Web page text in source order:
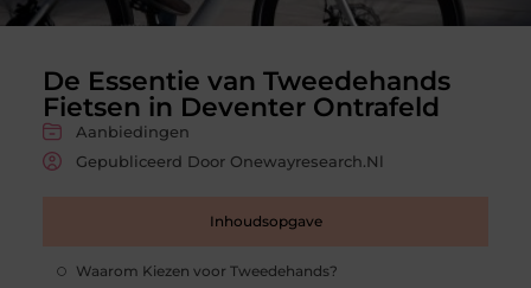
De Essentie van Tweedehands
Fietsen in Deventer Ontrafeld
Aanbiedingen
Gepubliceerd Door Onewayresearch.nl
Inhoudsopgave
Waarom Kiezen voor Tweedehands?